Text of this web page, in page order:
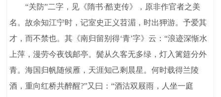
“关防”二字，见《隋书·酷吏传》，原非作官者之美
名。故余知江宁时，记室史正义苕湄，时出狎游。予爱其
才，而不禁也。其《南归留别得‘青’字》云：“浪迹深惭水
上萍，漫劳今夜饯邮亭。鬓从久客无多绿，灯入篱筵分外
青。海国归帆随候雁，天涯知己剩晨星。何时载得兰陵
酒，重向红桥共醉醒?”又曰：“酒沽双屐雨，人坐一庭